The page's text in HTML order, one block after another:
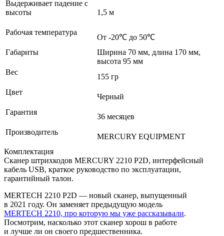
Выдерживает падение с
высоты
1,5 м
Рабочая температура
От -20℃ до 50℃
Габариты
Ширина 70 мм, длина 170 мм,
высота 95 мм
Вес
155 гр
Цвет
Черный
Гарантия
36 месяцев
Производитель
MERCURY EQUIPMENT
Комплектация
Сканер штрихкодов MERCURY 2210 P2D, интерфейсный
кабель USB, краткое руководство по эксплуатации,
гарантийный талон.
MERTECH 2210 P2D — новый сканер, выпущенный
в 2021 году. Он заменяет предыдущую модель
MERTECH 2210, про которую мы уже рассказывали.
Посмотрим, насколько этот сканер хорош в работе
и лучше ли он своего предшественника.